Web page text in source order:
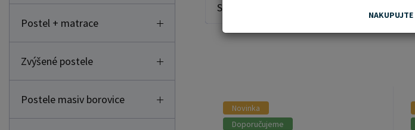
Postel + matrace
Zvýšené postele
Postele masiv borovice
Seřadit od:
Novinka
Doporučujeme
NAKUPUJTE